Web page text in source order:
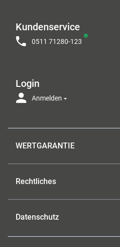
Kundenservice
0511 71280-123
Login
Anmelden
WERTGARANTIE
Rechtliches
Datenschutz